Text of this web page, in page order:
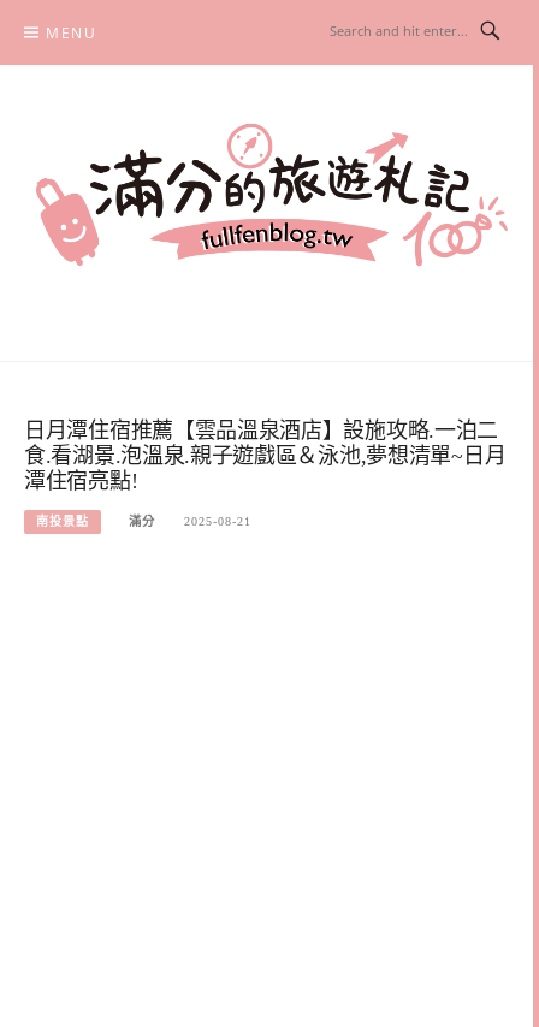
content
MENU
日月潭住宿推薦【雲品溫泉酒店】設施攻略.一泊二
食.看湖景.泡溫泉.親子遊戲區＆泳池,夢想清單~日月
潭住宿亮點!
南投景點 滿分 2025-08-21